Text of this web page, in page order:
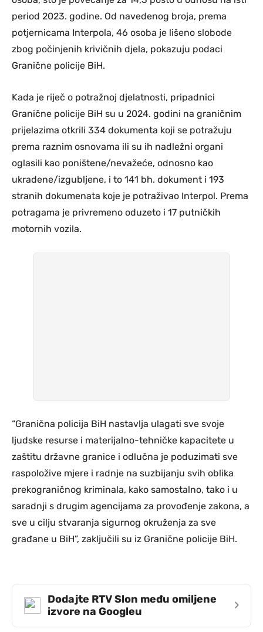
period 2023. godine. Od navedenog broja, prema
potjernicama Interpola, 46 osoba je lišeno slobode
zbog počinjenih krivičnih djela, pokazuju podaci
Granične policije BiH.
Kada je riječ o potražnoj djelatnosti, pripadnici
Granične policije BiH su u 2024. godini na graničnim
prijelazima otkrili 334 dokumenta koji se potražuju
prema raznim osnovama ili su ih nadležni organi
oglasili kao poništene/nevažeće, odnosno kao
ukradene/izgubljene, i to 141 bh. dokument i 193
stranih dokumenata koje je potraživao Interpol. Prema
potragama je privremeno oduzeto i 17 putničkih
motornih vozila.
“Granična policija BiH nastavlja ulagati sve svoje
ljudske resurse i materijalno-tehničke kapacitete u
zaštitu državne granice i odlučna je poduzimati sve
raspoložive mjere i radnje na suzbijanju svih oblika
prekograničnog kriminala, kako samostalno, tako i u
saradnji s drugim agencijama za provođenje zakona, a
sve u cilju stvaranja sigurnog okruženja za sve
građane u BiH”, zaključili su iz Granične policije BiH.
Dodajte RTV Slon među omiljene
izvore na Googleu
›